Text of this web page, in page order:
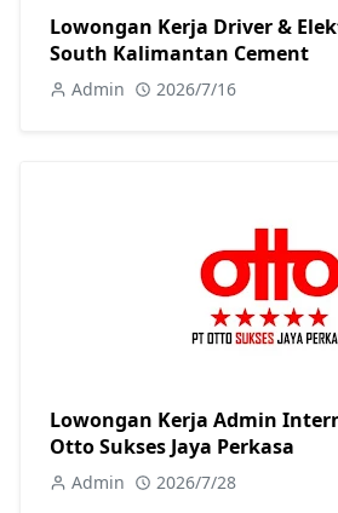
Lowongan Kerja Driver &
South Kalimantan Cement
Admin 2026/7/16
Lowongan Kerja Admin
Otto Sukses Jaya Perkasa
Admin 2026/7/28